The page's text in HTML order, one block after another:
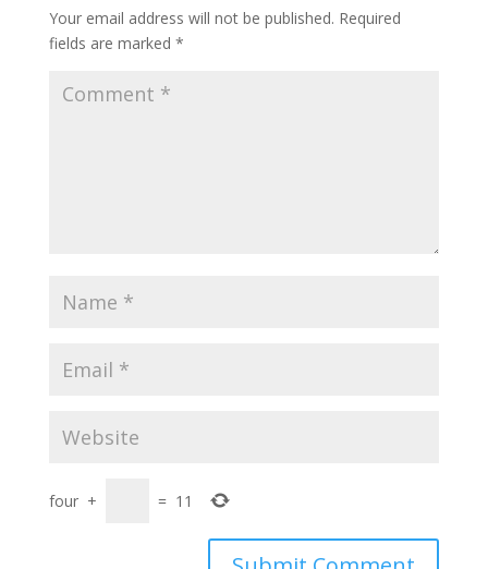
Your email address will not be published. Required
fields are marked *
four + = 11